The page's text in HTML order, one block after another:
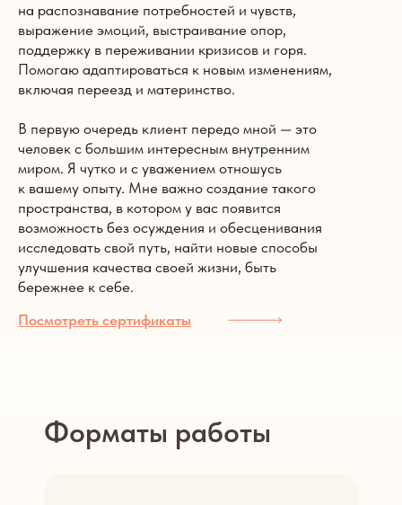
на распознавание потребностей и чувств,
выражение эмоций, выстраивание опор,
поддержку в переживании кризисов и горя.
Помогаю адаптироваться к новым изменениям,
включая переезд и материнство.
В первую очередь клиент передо мной — это
человек с большим интересным внутренним
миром. Я чутко и с уважением отношусь
к вашему опыту. Мне важно создание такого
пространства, в котором у вас появится
возможность без осуждения и обесценивания
исследовать свой путь, найти новые способы
улучшения качества своей жизни, быть
бережнее к себе.
Посмотреть сертификаты
Форматы работы